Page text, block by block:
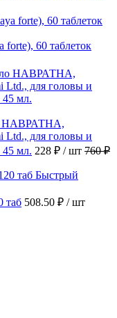
forte), 60 таблеток
НАВРАТНА,
Ltd., для головы и
мл. 228 ₽ / шт 760 ₽
Быстрый
таб 508.50 ₽ / шт